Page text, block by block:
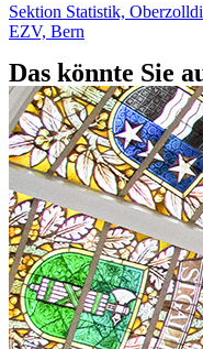
Sektion Statistik,
EZV, Bern
Das könnte Sie